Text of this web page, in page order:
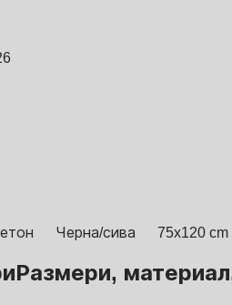
Черна/сива 75x120 cm
Размери,